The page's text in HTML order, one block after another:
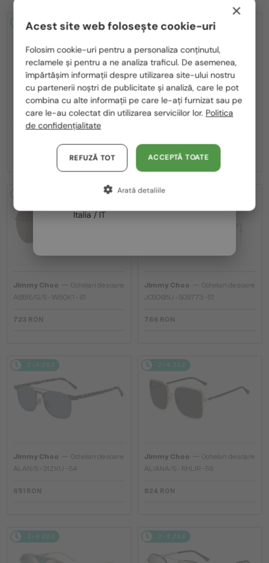
2-4 ZILE
Jimmy Choo—Ochelari de soare
JC4012 - 300613 - 60
2-4 ZILE
Jimmy Choo—Ochelari de soare
Jimmy Choo
Ochelari de soare
ABBIE/G/S - W8QK1 - 61
723 RON
2-4 ZILE
Jimmy Choo
Ochelari de soare
JC5068U - 509773 - 51
766 RON
2-4 ZILE
Jimmy Choo
Ochelari de soare
ALAN/S - 31ZKU - 54
651 RON
2-4 ZILE
Jimmy Choo
Ochelari de soare
ALIANA/S - RHLIR - 59
824 RON
2-4 ZILE 2-4 ZILE
România / RO
Polska / PL
Magyarország / HU
United Arab Emirates / EN
Austria / AT
Germania / DE
Franța / FR
Italia / IT
×
Acest site web folosește cookie-uri
Folosim cookie-uri pentru a personaliza conținutul,
reclamele și pentru a ne analiza traficul. De asemenea,
împărtășim informații despre utilizarea site-ului nostru
cu partenerii noștri de publicitate și analiză, care le pot
combina cu alte informații pe care le-ați furnizat sau pe
care le-au colectat din utilizarea serviciilor lor. Politica
de confidențialitate
ACCEPTĂ TOATE
REFUZĂ TOT
Arată detaliile